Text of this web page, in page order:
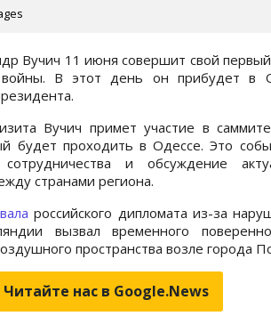
Вучич 11 июня совершит свой
войны. В этот день он прибудет в
Вучич примет участие в
будет проходить в Одессе. Это
сотрудничества и обсуждение
странами региона.
российского дипломата из-за
вызвал временного
пространства возле города
Читайте нас в Google.News